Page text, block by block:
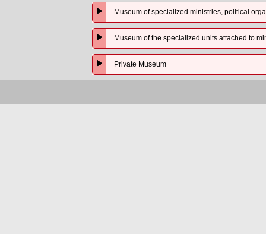
Museum of specialized ministries, political
Museum of the specialized units attached to
Private Museum